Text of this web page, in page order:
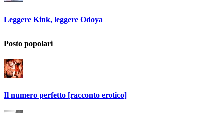
Leggere Kink, leggere Odoya
Posto popolari
Il numero perfetto [racconto erotico]